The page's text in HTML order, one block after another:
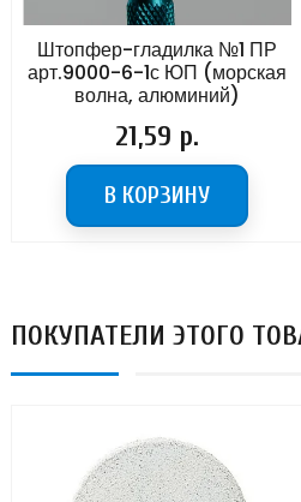
Штопфер-гладилка №1 ПР
арт.9000-6-1с ЮП (морская
волна, алюминий)
21,59 р.
В КОРЗИНУ
ПОКУПАТЕЛИ ЭТОГО